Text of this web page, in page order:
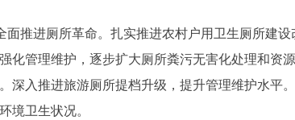
进厕所革命。扎实推进农村户用卫生厕所建设
化管理维护，逐步扩大厕所粪污无害化处理和资
深入推进旅游厕所提档升级，提升管理维护水平
境卫生状况。